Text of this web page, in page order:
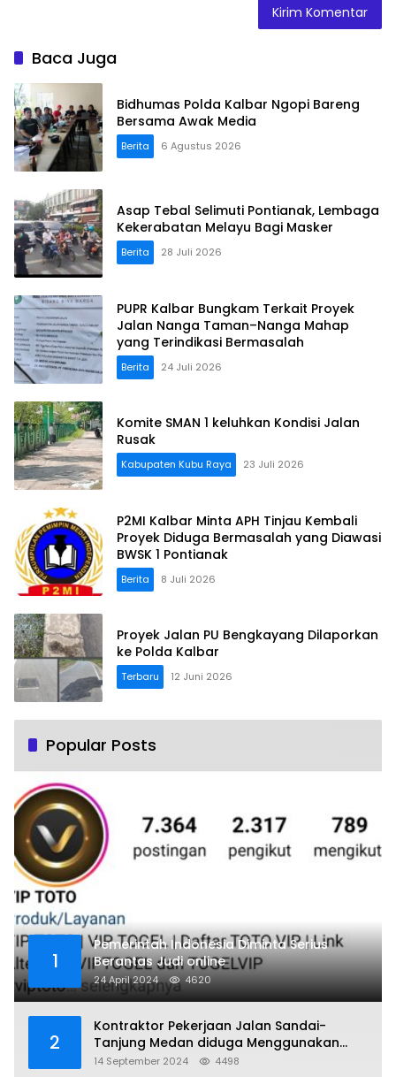
Baca Juga
Bidhumas Polda Kalbar Ngopi Bareng
Bersama Awak Media
Berita 6 Agustus 2026
Asap Tebal Selimuti Pontianak, Lembaga
Kekerabatan Melayu Bagi Masker
Berita 28 Juli 2026
PUPR Kalbar Bungkam Terkait Proyek
Jalan Nanga Taman–Nanga Mahap
yang Terindikasi Bermasalah
Berita 24 Juli 2026
Komite SMAN 1 keluhkan Kondisi Jalan
Rusak
Kabupaten Kubu Raya 23 Juli 2026
P2MI Kalbar Minta APH Tinjau Kembali
Proyek Diduga Bermasalah yang Diawasi
BWSK 1 Pontianak
Berita 8 Juli 2026
Proyek Jalan PU Bengkayang Dilaporkan
ke Polda Kalbar
Terbaru 12 Juni 2026
Popular Posts
1
Pemerintah Indonesia Diminta Serius
Berantas Judi online
24 April 2024 4620
2
Kontraktor Pekerjaan Jalan Sandai-
Tanjung Medan diduga Menggunakan
Matrial Tanah tak Berizin Resmi
14 September 2024 4498